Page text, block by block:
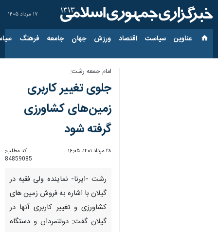
۱۷ مرداد ۱۴۰۵
عناوین‌ سیاست اقتصاد ورزش جهان جامعه فرهنگ
امام جمعه رشت:
جلوی تغییر کاربری
زمین‌های کشاورزی
گرفته شود
۲۸ مرداد ۱۴۰۱، ۱۶:۰۵
کد مطلب:
84859085
رشت -ایرنا- نماینده ولی فقیه در
گیلان با اشاره به فروش زمین های
کشاورزی و تغییر کاربری آنها در
گیلان گفت: دولتمردان و دستگاه